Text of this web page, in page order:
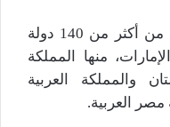
يُذكر أن المعرض يجذب عارضين من أكثر من 140 دولة
منها المملكة
والمملكة العربية
العربية.